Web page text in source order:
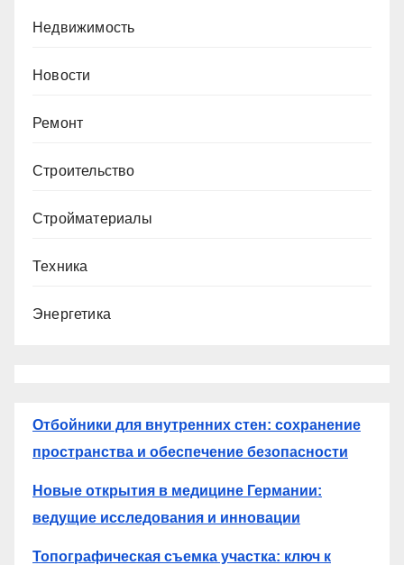
Недвижимость
Новости
Ремонт
Строительство
Стройматериалы
Техника
Энергетика
Отбойники для внутренних стен: сохранение
пространства и обеспечение безопасности
Новые открытия в медицине Германии:
ведущие исследования и инновации
Топографическая съемка участка: ключ к